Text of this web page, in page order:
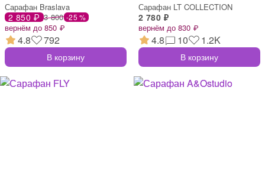
Сарафан Braslava
2 850 ₽ 3 800 -25 %
вернём до 850 ₽
4.8 792
В корзину
Сарафан LT COLLECTION
2 780 ₽
вернём до 830 ₽
4.8 10 1.2K
В корзину